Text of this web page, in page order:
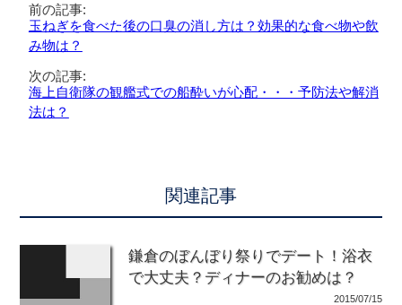
前の記事:
玉ねぎを食べた後の口臭の消し方は？効果的な食べ物や飲
み物は？
次の記事:
海上自衛隊の観艦式での船酔いが心配・・・予防法や解消
法は？
関連記事
鎌倉のぼんぼり祭りでデート！浴衣
で大丈夫？ディナーのお勧めは？
2015/07/15